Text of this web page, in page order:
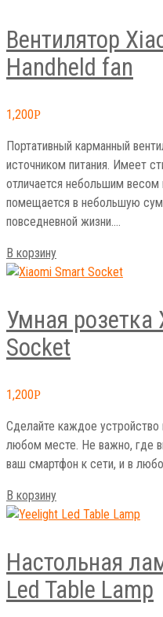
Вентилятор
Handheld fan
1,200Р
Портативный карманный
источником питания. Имеет
отличается небольшим
помещается в небольшую
повседневной жизни.…
В корзину
Умная розетка
Socket
1,200Р
Сделайте каждое
любом месте. Не важно, где
ваш смартфон к сети, и в
В корзину
Настольная
Led Table Lamp